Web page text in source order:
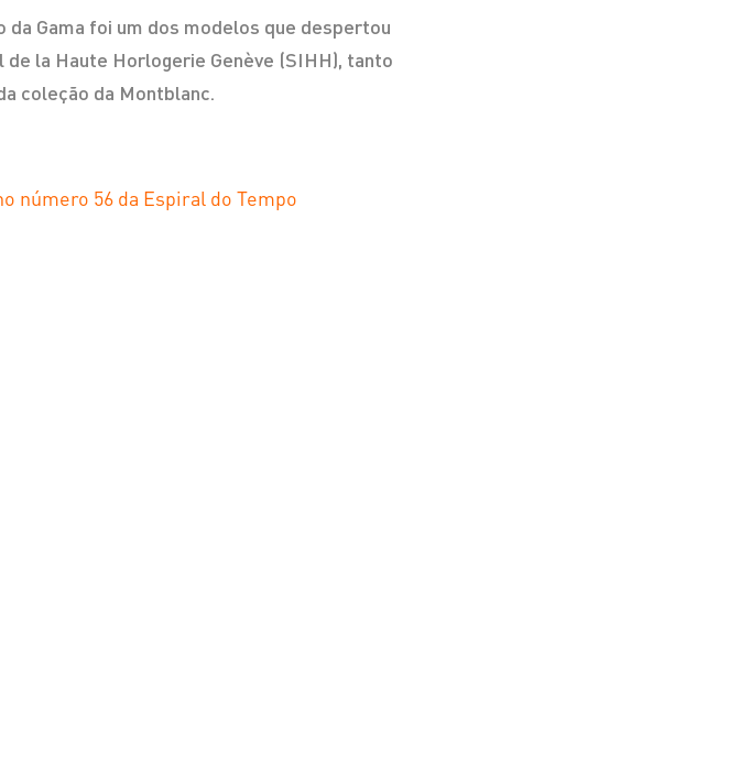
da Gama foi um dos modelos que despertou
la Haute Horlogerie Genève (SIHH), tanto
coleção da Montblanc.
número 56 da Espiral do Tempo